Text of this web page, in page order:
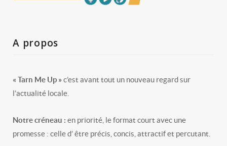
A propos
« Tarn Me Up » c’est avant tout un nouveau regard sur
l’actualité locale.
Notre créneau : en priorité, le format court avec une
promesse : celle d’ être précis, concis, attractif et percutant.